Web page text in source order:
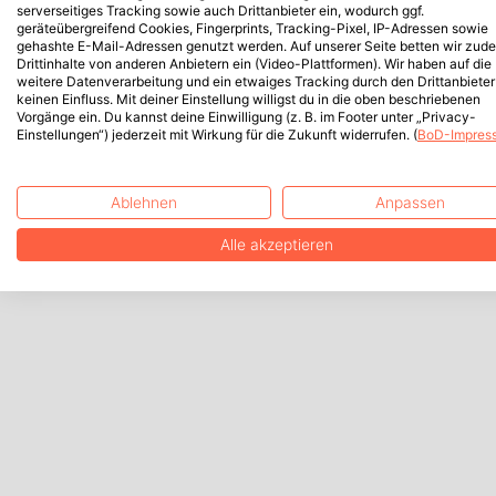
serverseitiges Tracking sowie auch Drittanbieter ein, wodurch ggf.
geräteübergreifend Cookies, Fingerprints, Tracking-Pixel, IP-Adressen sowie
gehashte E-Mail-Adressen genutzt werden. Auf unserer Seite betten wir
Drittinhalte von anderen Anbietern ein (Video-Plattformen). Wir haben auf die
weitere Datenverarbeitung und ein etwaiges Tracking durch den Drittanbieter
keinen Einfluss. Mit deiner Einstellung willigst du in die oben beschriebenen
Vorgänge ein. Du kannst deine Einwilligung (z. B. im Footer unter „Privacy-
Einstellungen“) jederzeit mit Wirkung für die Zukunft widerrufen. (BoD-
Ablehnen Anpassen
Alle akzeptieren